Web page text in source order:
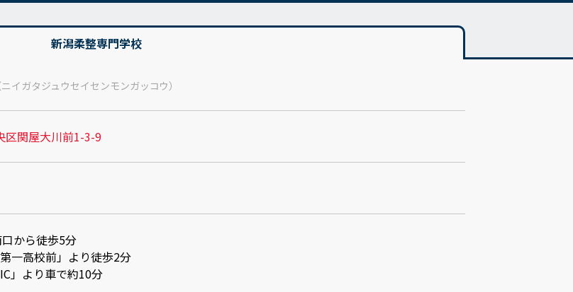
新潟柔整専門学校
ニイガタジュウセイセンモンガッコウ）
区関屋大川前1-3-9
から徒歩5分
一高校前」より徒歩2分
」より車で約10分